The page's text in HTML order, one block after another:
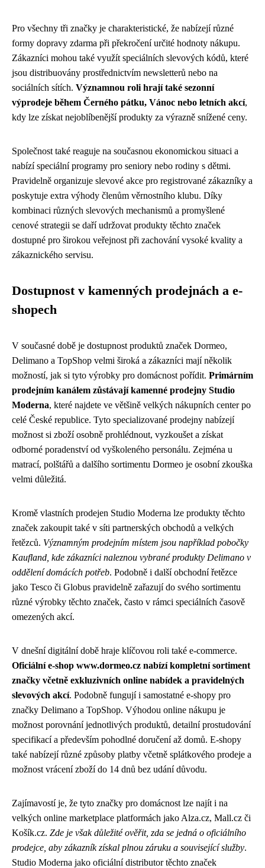
Pro všechny tři značky je charakteristické, že nabízejí různé
formy dopravy zdarma při překročení určité hodnoty nákupu.
Zákazníci mohou také využít speciálních slevových kódů, které
jsou distribuovány prostřednictvím newsletterů nebo na
sociálních sítích. Významnou roli hrají také sezonní
výprodeje během Černého pátku, Vánoc nebo letních akcí,
kdy lze získat nejoblíbenější produkty za výrazně snížené ceny.
Společnost také reaguje na současnou ekonomickou situaci a
nabízí speciální programy pro seniory nebo rodiny s dětmi.
Pravidelně organizuje slevové akce pro registrované zákazníky a
poskytuje extra výhody členům věrnostního klubu. Díky
kombinaci různých slevových mechanismů a promyšlené
cenové strategii se daří udržovat produkty těchto značek
dostupné pro širokou veřejnost při zachování vysoké kvality a
zákaznického servisu.
Dostupnost v kamenných prodejnách a e-
shopech
V současné době je dostupnost produktů značek Dormeo,
Delimano a TopShop velmi široká a zákazníci mají několik
možností, jak si tyto výrobky pro domácnost pořídit. Primárním
prodejním kanálem zůstávají kamenné prodejny Studio
Moderna, které najdete ve většině velkých nákupních center po
celé České republice. Tyto specializované prodejny nabízejí
možnost si zboží osobně prohlédnout, vyzkoušet a získat
odborné poradenství od vyškoleného personálu. Zejména u
matrací, polštářů a dalšího sortimentu Dormeo je osobní zkouška
velmi důležitá.
Kromě vlastních prodejen Studio Moderna lze produkty těchto
značek zakoupit také v síti partnerských obchodů a velkých
řetězců. Významným prodejním místem jsou například pobočky
Kaufland, kde zákazníci naleznou vybrané produkty Delimano v
oddělení domácích potřeb. Podobně i další obchodní řetězce
jako Tesco či Globus pravidelně zařazují do svého sortimentu
různé výrobky těchto značek, často v rámci speciálních časově
omezených akcí.
V dnešní digitální době hraje klíčovou roli také e-commerce.
Oficiální e-shop www.dormeo.cz nabízí kompletní sortiment
značky včetně exkluzivních online nabídek a pravidelných
slevových akcí. Podobně fungují i samostatné e-shopy pro
značky Delimano a TopShop. Výhodou online nákupu je
možnost porovnání jednotlivých produktů, detailní prostudování
specifikací a především pohodlné doručení až domů. E-shopy
také nabízejí různé způsoby platby včetně splátkového prodeje a
možnost vrácení zboží do 14 dnů bez udání důvodu.
Zajímavostí je, že tyto značky pro domácnost lze najít i na
velkých online marketplace platformách jako Alza.cz, Mall.cz či
Košík.cz. Zde je však důležité ověřit, zda se jedná o oficiálního
prodejce, aby zákazník získal plnou záruku a související služby.
Studio Moderna jako oficiální distributor těchto značek